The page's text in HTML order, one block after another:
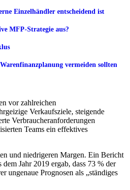
Einzelhändler entscheidend ist
MFP-Strategie aus?
vermeiden sollten
vor zahlreichen
Verkaufsziele, steigende
Verbraucheranforderungen
Teams ein effektives
und niedrigeren Margen. Ein Bericht
dem Jahr 2019 ergab, dass 73 % der
ungenaue Prognosen als „ständiges